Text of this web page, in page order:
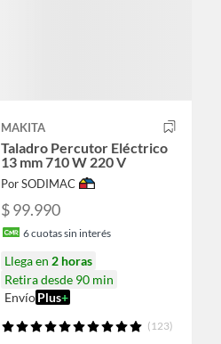
MAKITA
Taladro Percutor Eléctrico
13 mm 710 W 220 V
Por SODIMAC
$ 99.990
6cuotas sin interés
Llega en 2 horas
Retira desde 90 min
EnvíoPlus+
(123)